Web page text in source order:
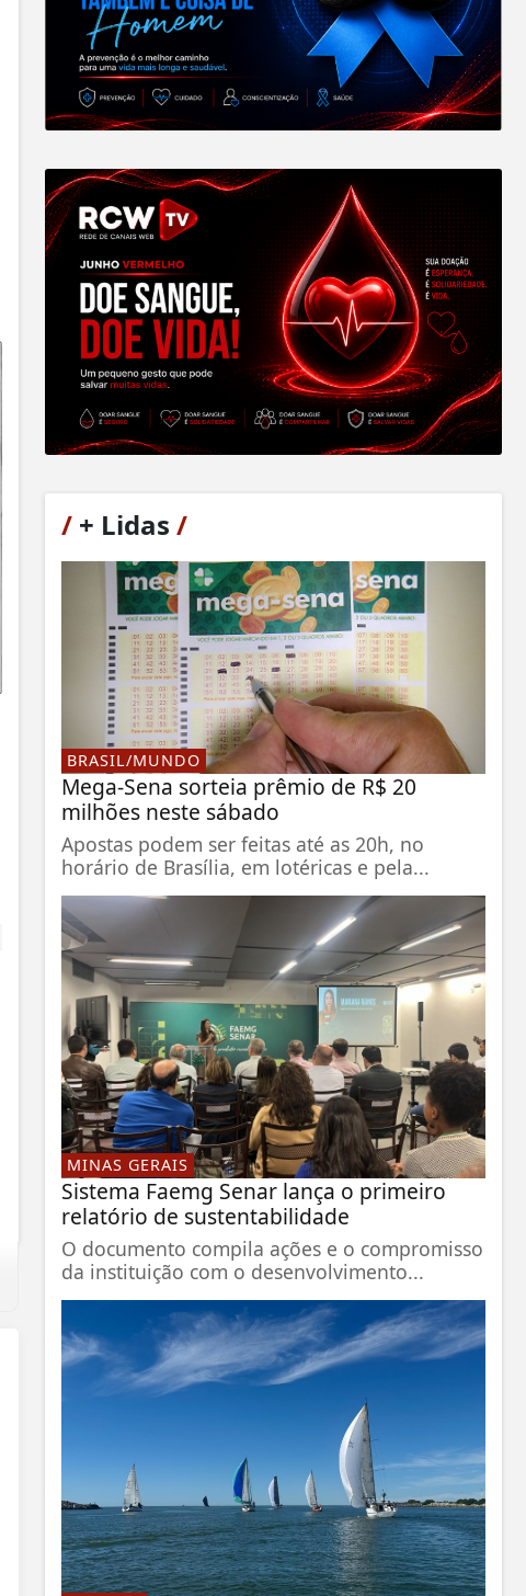
/+ Lidas /
BRASIL/MUNDO
Mega-Sena sorteia prêmio de R$ 20
milhões neste sábado
Apostas podem ser feitas até as 20h, no
horário de Brasília, em lotéricas e pela...
MINAS GERAIS
Sistema Faemg Senar lança o primeiro
relatório de sustentabilidade
O documento compila ações e o compromisso
da instituição com o desenvolvimento...